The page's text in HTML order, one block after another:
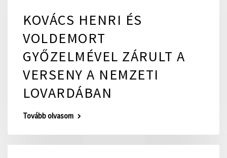
KOVÁCS HENRI ÉS
VOLDEMORT
GYŐZELMÉVEL ZÁRULT A
VERSENY A NEMZETI
LOVARDÁBAN
Tovább olvasom